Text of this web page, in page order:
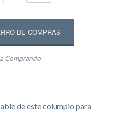
Comprando
de este columpio para